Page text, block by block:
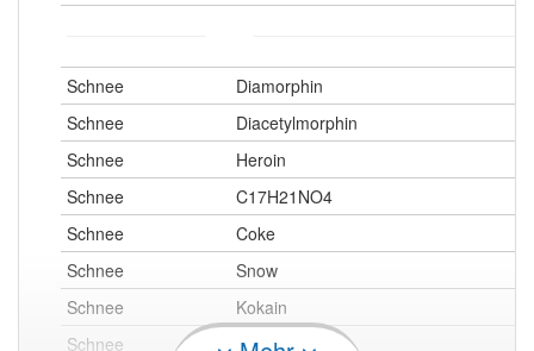
Schnee
Diamorphin
Schnee
Diacetylmorphin
Schnee
Heroin
Schnee
C17H21NO4
Schnee
Coke
Schnee
Snow
Schnee
Kokain
Schnee
Koks